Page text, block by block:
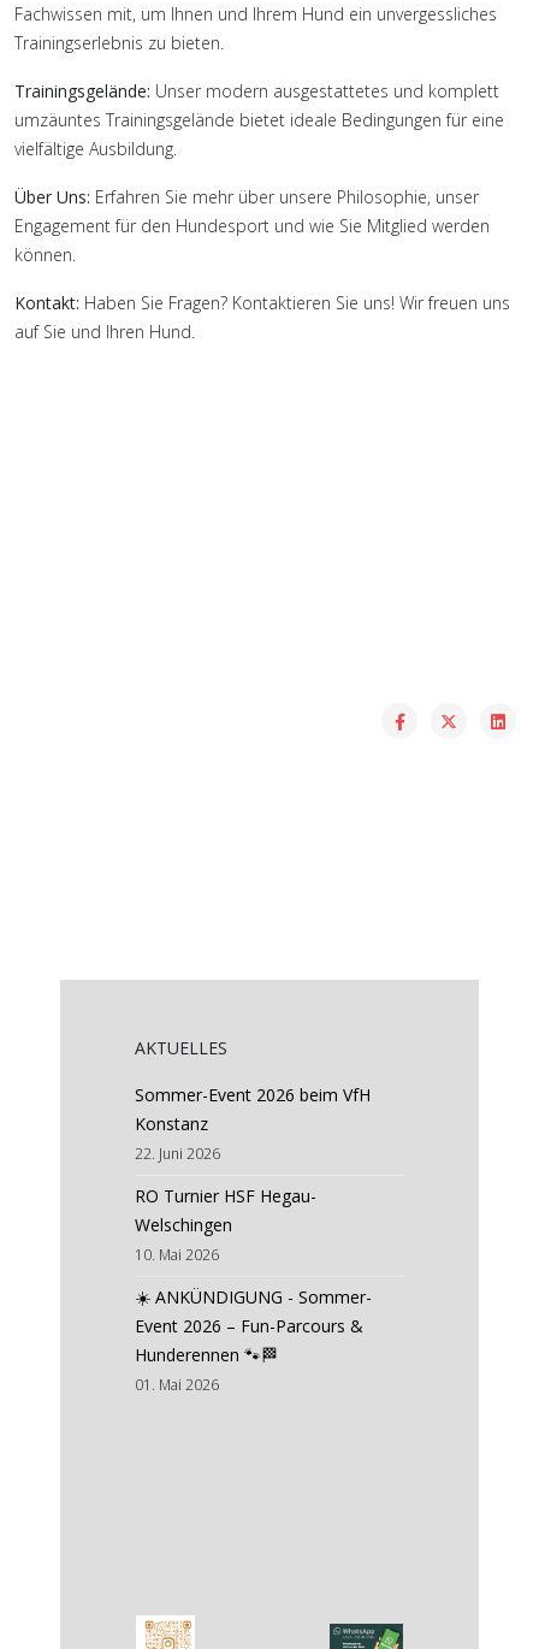
Fachwissen mit, um Ihnen und Ihrem Hund ein unvergessliches
Trainingserlebnis zu bieten.
Trainingsgelände: Unser modern ausgestattetes und komplett
umzäuntes Trainingsgelände bietet ideale Bedingungen für eine
vielfältige Ausbildung.
Über Uns: Erfahren Sie mehr über unsere Philosophie, unser
Engagement für den Hundesport und wie Sie Mitglied werden
können.
Kontakt: Haben Sie Fragen? Kontaktieren Sie uns! Wir freuen uns
auf Sie und Ihren Hund.
AKTUELLES
Sommer-Event 2026 beim VfH
Konstanz
22. Juni 2026
RO Turnier HSF Hegau-
Welschingen
10. Mai 2026
☀️ ANKÜNDIGUNG - Sommer-
Event 2026 – Fun-Parcours &
Hunderennen 🐾🏁
01. Mai 2026